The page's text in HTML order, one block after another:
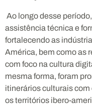
Ao longo desse
assistência técnica e
fortalecendo as
América, bem como as
com foco na cultura
mesma forma, foram
itinerários culturais
os territórios ibero-